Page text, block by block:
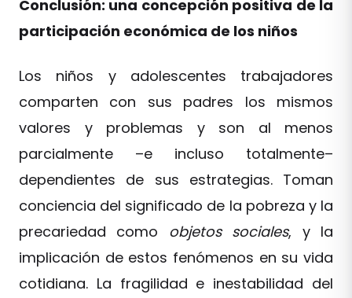
Conclusión: una concepción positiva de la
participación económica de los niños
Los niños y adolescentes trabajadores
comparten con sus padres los mismos
valores y problemas y son al menos
parcialmente –e incluso totalmente–
dependientes de sus estrategias. Toman
conciencia del significado de la pobreza y la
precariedad como objetos sociales, y la
implicación de estos fenómenos en su vida
cotidiana. La fragilidad e inestabilidad del